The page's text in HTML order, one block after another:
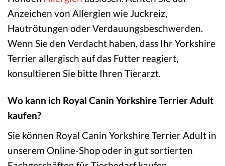
Anzeichen von Allergien wie Juckreiz,
Hautrötungen oder Verdauungsbeschwerden.
Wenn Sie den Verdacht haben, dass Ihr Yorkshire
Terrier allergisch auf das Futter reagiert,
konsultieren Sie bitte Ihren Tierarzt.
Wo kann ich Royal Canin Yorkshire Terrier Adult
kaufen?
Sie können Royal Canin Yorkshire Terrier Adult in
unserem Online-Shop oder in gut sortierten